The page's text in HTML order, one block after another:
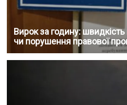
Вирок за годину:
чи порушення правової